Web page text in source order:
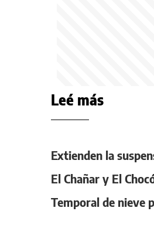
Leé más
Extienden la
El Chañar y El
Temporal de nieve